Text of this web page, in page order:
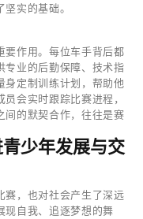
实的基础。
要作用。每位车手背后都
专业的后勤保障、技术指
身定制训练计划，帮助他
会实时跟踪比赛进程，
间的默契合作，往往是赛
少年发展与交
赛，也对社会产生了深远
现自我、追逐梦想的舞